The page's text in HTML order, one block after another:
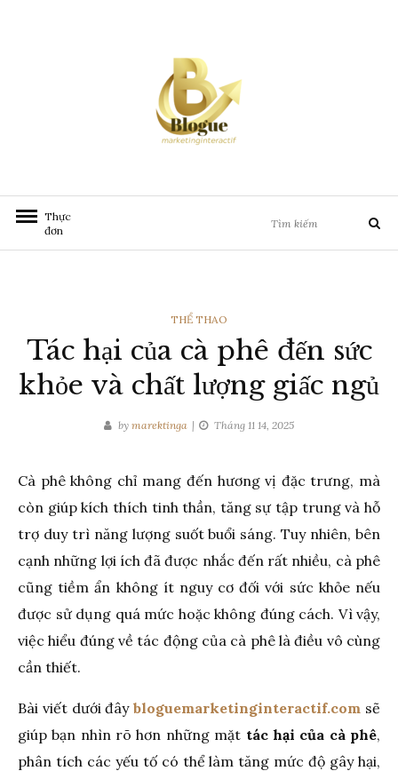
Thực
đơn
kiếm:
Tìm
THỂ
LOẠI
THỂ THAO
Tác hại của cà phê đến sức
khỏe và chất lượng giấc ngủ
by marektinga Tháng 11 14, 2025
Cà phê không chỉ mang đến hương vị đặc trưng, mà
còn giúp kích thích tinh thần, tăng sự tập trung và hỗ
trợ duy trì năng lượng suốt buổi sáng. Tuy nhiên, bên
cạnh những lợi ích đã được nhắc đến rất nhiều, cà phê
cũng tiềm ẩn không ít nguy cơ đối với sức khỏe nếu
được sử dụng quá mức hoặc không đúng cách. Vì vậy,
việc hiểu đúng về tác động của cà phê là điều vô cùng
cần thiết.
Bài viết dưới đâybloguemarketinginteractif.com sẽ
giúp bạn nhìn rõ hơn những mặt tác hại của cà phê,
phân tích các yếu tố có thể làm tăng mức độ gây hại,